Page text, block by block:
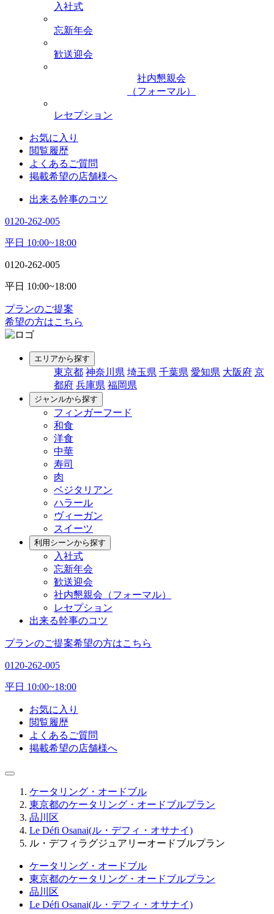
入社式
忘新年会
歓送迎会
社内懇親会
（フォーマル）
レセプション
お気に入り
閲覧履歴
よくあるご質問
掲載希望の店舗様へ
出来る幹事のコツ
0120-262-005
平日 10:00~18:00
0120-262-005
平日 10:00~18:00
プランのご提案
希望の方はこちら
エリアから探す
東京都 神奈川県 埼玉県 千葉県 愛知県 大阪府 京
都府 兵庫県 福岡県
ジャンルから探す
フィンガーフード
和食
洋食
中華
寿司
肉
ベジタリアン
ハラール
ヴィーガン
スイーツ
利用シーンから探す
入社式
忘新年会
歓送迎会
社内懇親会（フォーマル）
レセプション
出来る幹事のコツ
プランのご提案希望の方はこちら
0120-262-005
平日 10:00~18:00
お気に入り
閲覧履歴
よくあるご質問
掲載希望の店舗様へ
ケータリング・オードブル
東京都のケータリング・オードブルプラン
品川区
Le Défi Osanai(ル・デフィ・オサナイ)
ル・デフィラグジュアリーオードブルプラン
ケータリング・オードブル
東京都のケータリング・オードブルプラン
品川区
Le Défi Osanai(ル・デフィ・オサナイ)